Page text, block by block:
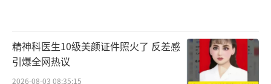
精神科医生10级美颜证件照火了 反差感
引爆全网热议
2026-08-03 08:35:15